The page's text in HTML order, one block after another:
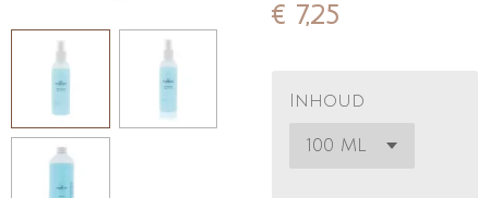
€ 7,25
Inhoud